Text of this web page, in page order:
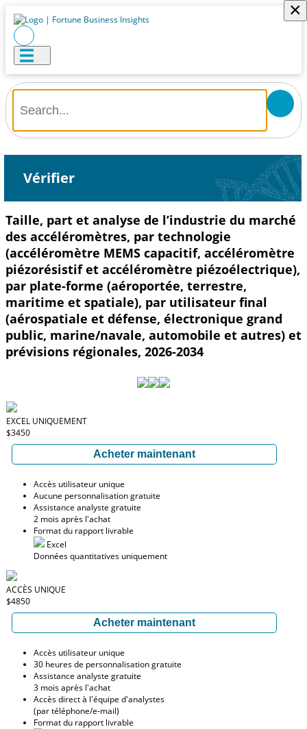
×
Vérifier
Taille, part et analyse de l’industrie du marché
des accéléromètres, par technologie
(accéléromètre MEMS capacitif, accéléromètre
piézorésistif et accéléromètre piézoélectrique),
par plate-forme (aéroportée, terrestre,
maritime et spatiale), par utilisateur final
(aérospatiale et défense, électronique grand
public, marine/navale, automobile et autres) et
prévisions régionales, 2026-2034
EXCEL UNIQUEMENT
$3450
Acheter maintenant
Accès utilisateur unique
Aucune personnalisation gratuite
Assistance analyste gratuite
2 mois après l'achat
Format du rapport livrable
Excel
Données quantitatives uniquement
ACCÈS UNIQUE
$4850
Acheter maintenant
Accès utilisateur unique
30 heures de personnalisation gratuite
Assistance analyste gratuite
3 mois après l'achat
Accès direct à l'équipe d'analystes
(par téléphone/e-mail)
Format du rapport livrable